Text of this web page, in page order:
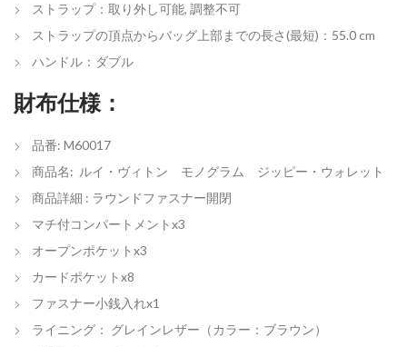
ストラップ：取り外し可能, 調整不可
ストラップの頂点からバッグ上部までの長さ(最短)：55.0 cm
ハンドル：ダブル
財布仕様：
品番: M60017
商品名: ルイ・ヴィトン モノグラム ジッピー・ウォレット
商品詳細 : ラウンドファスナー開閉
マチ付コンパートメントx3
オープンポケットx3
カードポケットx8
ファスナー小銭入れx1
ライニング： グレインレザー（カラー：ブラウン）